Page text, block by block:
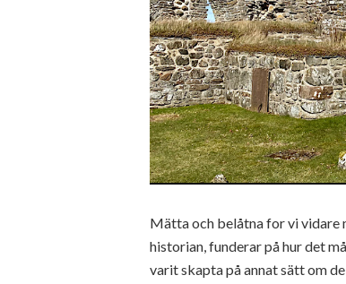
Mätta och belåtna for vi vidare
historian, funderar på hur det
varit skapta på annat sätt om